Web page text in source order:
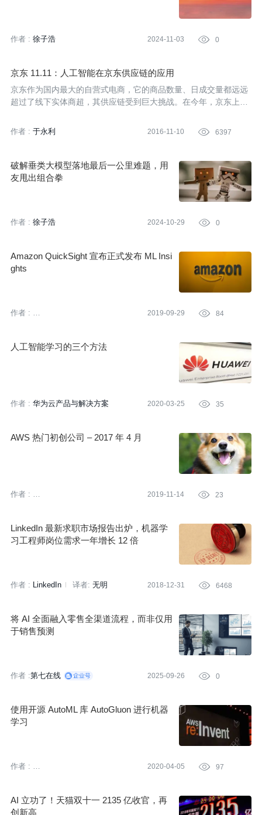
作者 : 徐子浩 2024-11-03  0
京东 11.11：人工智能在京东供应链的应用
京东作为国内最大的自营式电商，它的商品数量、日成交量都远远
超过了线下实体商超，其供应链受到巨大挑战。在今年，京东上线
份，京东业务联合团队(JD U-Power)携好供应链解决方案荣获全球
供应链挑战赛亚军。人工智能到底是如何促进供应链技术升级的，
作者 : 于永利 2016-11-10  6397
破解垂类大模型落地最后一公里难题，用
友甩出组合拳
作者 : 徐子浩 2024-10-29  0
Amazon QuickSight 宣布正式发布 ML Insi
ghts
作者 :
2019-09-29  84
人工智能学习的三个方法
作者 : 华为云产品与解决方案 2020-03-25  35
AWS 热门初创公司 – 2017 年 4 月
作者 :
2019-11-14  23
LinkedIn 最新求职市场报告出炉，机器学
习工程师岗位需求一年增长 12 倍
作者 : LinkedIn 译者: 无明 2018-12-31  6468
将 AI 全面融入零售全渠道流程，而非仅用
于销售预测
作者 :第七在线 2025-09-26  0
使用开源 AutoML 库 AutoGluon 进行机器
学习
作者 :
2020-04-05  97
AI 立功了！天猫双十一 2135 亿收官，再
创新高